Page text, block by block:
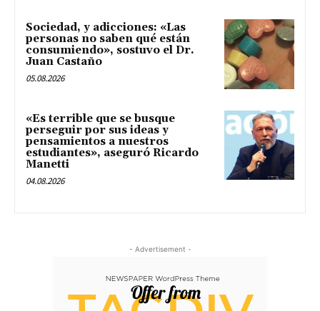
Sociedad, y adicciones: «Las
personas no saben qué están
consumiendo», sostuvo el Dr.
Juan Castaño
05.08.2026
«Es terrible que se busque
perseguir por sus ideas y
pensamientos a nuestros
estudiantes», aseguró Ricardo
Manetti
04.08.2026
- Advertisement -